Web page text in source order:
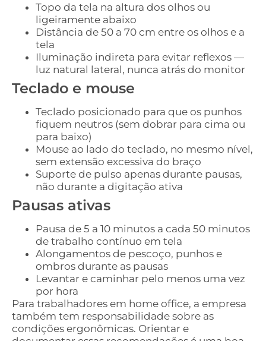
Topo da tela na altura dos olhos ou
ligeiramente abaixo
Distância de 50 a 70 cm entre os olhos e a
tela
Iluminação indireta para evitar reflexos —
luz natural lateral, nunca atrás do monitor
Teclado e mouse
Teclado posicionado para que os punhos
fiquem neutros (sem dobrar para cima ou
para baixo)
Mouse ao lado do teclado, no mesmo nível,
sem extensão excessiva do braço
Suporte de pulso apenas durante pausas,
não durante a digitação ativa
Pausas ativas
Pausa de 5 a 10 minutos a cada 50 minutos
de trabalho contínuo em tela
Alongamentos de pescoço, punhos e
ombros durante as pausas
Levantar e caminhar pelo menos uma vez
por hora
Para trabalhadores em home office, a empresa
também tem responsabilidade sobre as
condições ergonômicas. Orientar e